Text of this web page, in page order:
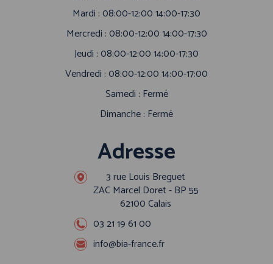
Mardi : 08:00-12:00 14:00-17:30
Mercredi : 08:00-12:00 14:00-17:30
Jeudi : 08:00-12:00 14:00-17:30
Vendredi : 08:00-12:00 14:00-17:00
Samedi : Fermé
Dimanche : Fermé
Adresse
3 rue Louis Breguet
ZAC Marcel Doret - BP 55
62100 Calais
03 21 19 61 00
info@bia-france.fr